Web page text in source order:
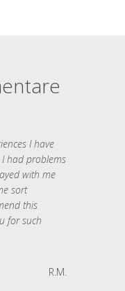
I have
had problems
with me
sort
this
for such
R.M.